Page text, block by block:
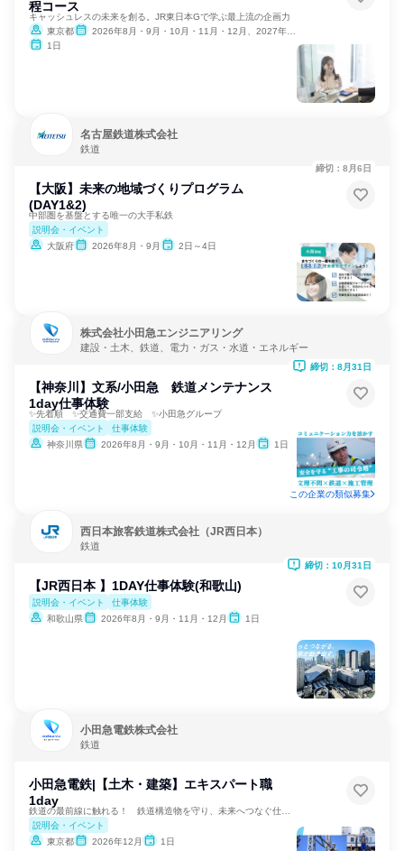
程コース
キャッシュレスの未来を創る。JR東日本Gで学ぶ最上流の企画力
東京都
2026年8月・9月・10月・11月・12月、2027年1月
1日
名古屋鉄道株式会社
鉄道
【大阪】未来の地域づくりプログラム
(DAY1&2)
中部圏を基盤とする唯一の大手私鉄
説明会・イベント
大阪府
2026年8月・9月 2日～4日
締切：8月6日
株式会社小田急エンジニアリング
建設・土木、鉄道、電力・ガス・水道・エネルギー
【神奈川】文系/小田急 鉄道メンテナンス
1day仕事体験
✨先着順 ✨交通費一部支給 ✨小田急グループ
説明会・イベント
仕事体験
神奈川県
2026年8月・9月・10月・11月・12月 1日
締切：8月31日
この企業の類似募集
西日本旅客鉄道株式会社（JR西日本）
鉄道
【JR西日本 】1DAY仕事体験(和歌山)
説明会・イベント
仕事体験
和歌山県
2026年8月・9月・11月・12月 1日
締切：10月31日
小田急電鉄株式会社
鉄道
小田急電鉄|【土木・建築】エキスパート職
1day
説明会・イベント
東京都
2026年12月 1日